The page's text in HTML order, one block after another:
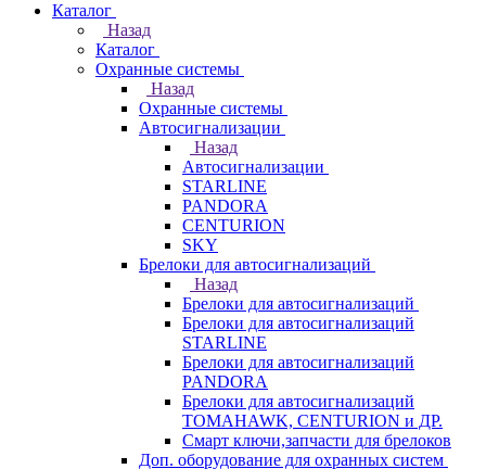
Каталог
Назад
Каталог
Охранные системы
Назад
Охранные системы
Автосигнализации
Назад
Автосигнализации
STARLINE
PANDORA
CENTURION
SKY
Брелоки для автосигнализаций
Назад
Брелоки для автосигнализаций
Брелоки для автосигнализаций
STARLINE
Брелоки для автосигнализаций
PANDORA
Брелоки для автосигнализаций
TOMAHAWK, CENTURION и ДР.
Смарт ключи,запчасти для брелоков
Доп. оборудование для охранных систем